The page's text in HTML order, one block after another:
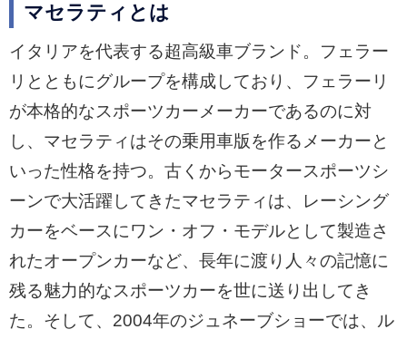
マセラティとは
イタリアを代表する超高級車ブランド。フェラー
リとともにグループを構成しており、フェラーリ
が本格的なスポーツカーメーカーであるのに対
し、マセラティはその乗用車版を作るメーカーと
いった性格を持つ。古くからモータースポーツシ
ーンで大活躍してきたマセラティは、レーシング
カーをベースにワン・オフ・モデルとして製造さ
れたオープンカーなど、長年に渡り人々の記憶に
残る魅力的なスポーツカーを世に送り出してき
た。そして、2004年のジュネーブショーでは、ル